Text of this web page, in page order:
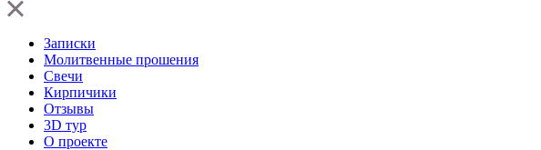
Записки
Молитвенные прошения
Свечи
Кирпичики
Отзывы
3D тур
О проекте